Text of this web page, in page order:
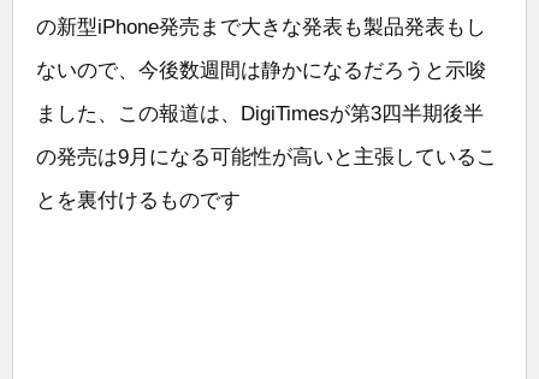
の新型iPhone発売まで大きな発表も製品発表もし
ないので、今後数週間は静かになるだろうと示唆
ました、この報道は、DigiTimesが第3四半期後半
の発売は9月になる可能性が高いと主張しているこ
とを裏付けるものです